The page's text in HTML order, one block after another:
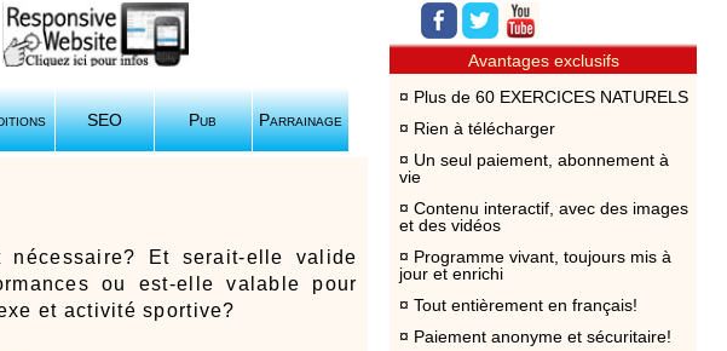
SEO Pub Parrainage
nécessaire? Et serait-elle valide
ou est-elle valable pour
et activité sportive?
Avantages exclusifs
Plus de 60 EXERCICES NATURELS
Rien à télécharger
Un seul paiement, abonnement à
vie
Contenu interactif, avec des images
et des vidéos
Programme vivant, toujours mis à
jour et enrichi
Tout entièrement en français!
Paiement anonyme et sécuritaire!